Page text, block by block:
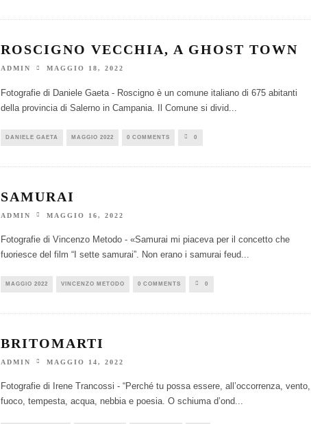
ROSCIGNO VECCHIA, A GHOST TOWN
ADMIN MAGGIO 18, 2022
Fotografie di Daniele Gaeta - Roscigno è un comune italiano di 675 abitanti
della provincia di Salerno in Campania. Il Comune si divid
DANIELE GAETA MAGGIO 2022 0 COMMENTS 0
SAMURAI
ADMIN MAGGIO 16, 2022
Fotografie di Vincenzo Metodo - «Samurai mi piaceva per il concetto che
fuoriesce del film “I sette samurai”. Non erano i samurai feud
MAGGIO 2022 VINCENZO METODO 0 COMMENTS 0
BRITOMARTI
ADMIN MAGGIO 14, 2022
Fotografie di Irene Trancossi - “Perché tu possa essere, all’occorrenza, vento,
fuoco, tempesta, acqua, nebbia e poesia. O schiuma d’ond